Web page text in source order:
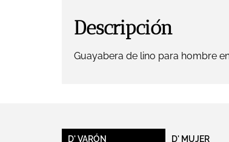
Descripción
Guayabera de lino para hombre
D' VARÓN D' MUJER